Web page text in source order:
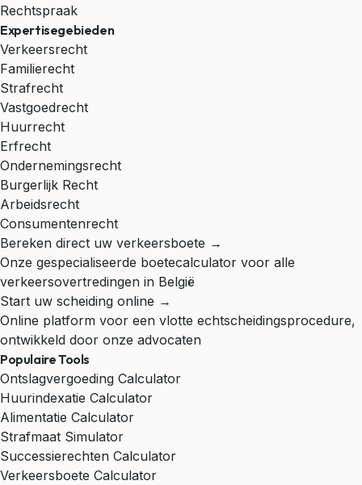
Rechtspraak
Expertisegebieden
Verkeersrecht
Familierecht
Strafrecht
Vastgoedrecht
Huurrecht
Erfrecht
Ondernemingsrecht
Burgerlijk Recht
Arbeidsrecht
Consumentenrecht
Bereken direct uw verkeersboete →
Onze gespecialiseerde boetecalculator voor alle
verkeersovertredingen in België
Start uw scheiding online →
Online platform voor een vlotte echtscheidingsprocedure,
ontwikkeld door onze advocaten
Populaire Tools
Ontslagvergoeding Calculator
Huurindexatie Calculator
Alimentatie Calculator
Strafmaat Simulator
Successierechten Calculator
Verkeersboete Calculator